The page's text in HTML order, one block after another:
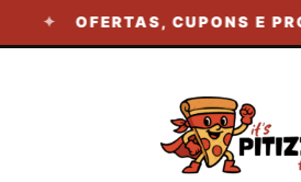
OFERTAS, CUPONS E